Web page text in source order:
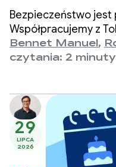
aplikacji
Bezpieczeństwo
Współpracujemy z
bezpieczeństwo
użytkowników,
Bennet Manuel,
czytania: 2 minuty
29
LIPCA
2026